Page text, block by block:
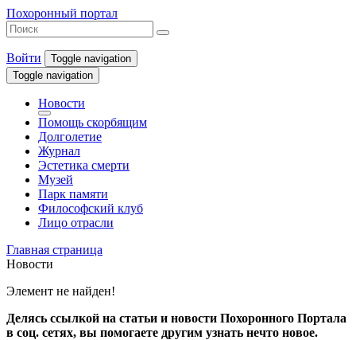
Похоронный портал
Войти
Toggle navigation
Toggle navigation
Новости
Помощь скорбящим
Долголетие
Журнал
Эстетика смерти
Музей
Парк памяти
Философский клуб
Лицо отрасли
Главная страница
Новости
Элемент не найден!
Делясь ссылкой на статьи и новости Похоронного Портала
в соц. сетях, вы помогаете другим узнать нечто новое.